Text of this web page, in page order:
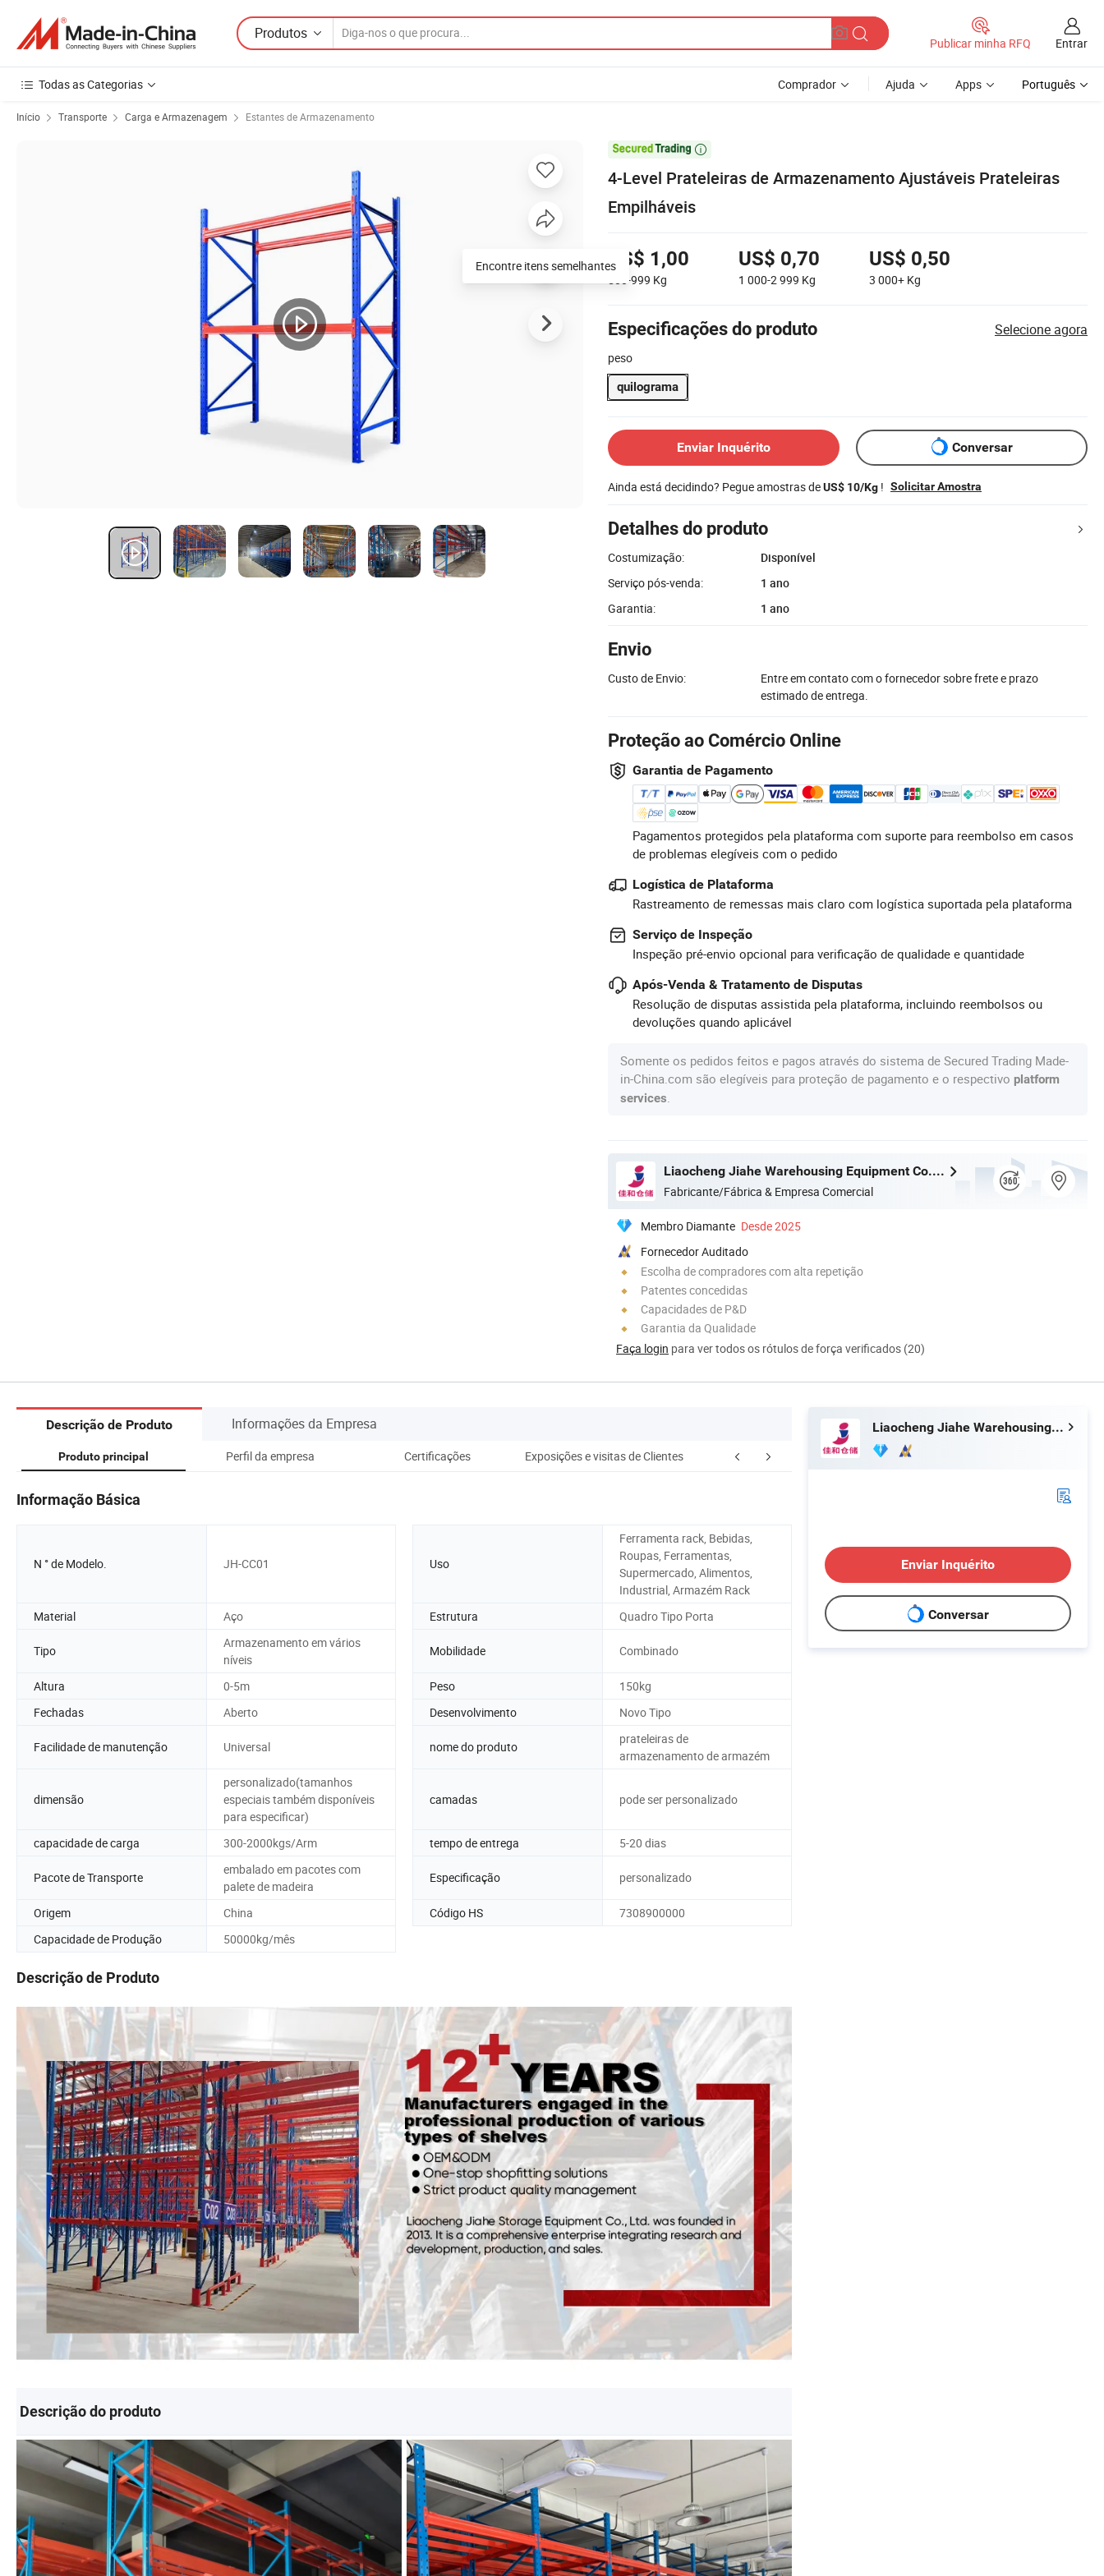
Produtos
Publicar minha RFQ Entrar
Todas as Categorias Comprador Ajuda Apps Português
Início Transporte Carga e Armazenagem Estantes de Armazenamento

4-Level Prateleiras de Armazenamento Ajustáveis Prateleiras
Empilháveis
US$ 1,00
500-999 Kg
US$ 0,70
1 000-2 999 Kg
US$ 0,50
3 000+ Kg
Especificações do produto Selecione agora
peso
quilograma
Enviar Inquérito Conversar
Ainda está decidindo? Pegue amostras deUS$ 10/Kg ! Solicitar Amostra
Detalhes do produto
Costumização:
Disponível
Serviço pós-venda:
1 ano
Garantia:
1 ano
Envio
Custo de Envio:
Entre em contato com o fornecedor sobre frete e prazo
estimado de entrega.
Proteção ao Comércio Online
Garantia de Pagamento
Pagamentos protegidos pela plataforma com suporte para reembolso em casos
de problemas elegíveis com o pedido
Logística de Plataforma
Rastreamento de remessas mais claro com logística suportada pela plataforma
Serviço de Inspeção
Inspeção pré-envio opcional para verificação de qualidade e quantidade
Após-Venda & Tratamento de Disputas
Resolução de disputas assistida pela plataforma, incluindo reembolsos ou
devoluções quando aplicável
Somente os pedidos feitos e pagos através do sistema de Secured Trading Made-
in-China.com são elegíveis para proteção de pagamento e o respectivo platform
services
Liaocheng Jiahe Warehousing Equipment Co., Ltd
Fabricante/Fábrica & Empresa Comercial
Membro Diamante Desde 2025
Fornecedor Auditado
Escolha de compradores com alta repetição
Patentes concedidas
Capacidades de P&D
Garantia da Qualidade
Faça login para ver todos os rótulos de força verificados (20)
Encontre itens semelhantes
Descrição de Produto Informações da Empresa
Produto principal Perfil da empresa Certificações Exposições e visitas de Clientes Embalagem e envio
Informação Básica
N ° de Modelo. JH-CC01 Uso
Ferramenta rack, Bebidas,
Roupas, Ferramentas,
Supermercado, Alimentos,
Industrial, Armazém Rack
Material
Aço Estrutura Quadro Tipo Porta
Tipo
Armazenamento em vários
níveis
Mobilidade Combinado
Altura 0-5m Peso
150kg
Fechadas
Aberto Desenvolvimento Novo Tipo
Facilidade de manutenção Universal nome do produto
prateleiras de
armazenamento de armazém
dimensão
personalizado(tamanhos
especiais também disponíveis
para especificar)
camadas pode ser personalizado
capacidade de carga 300-2000kgs/Arm tempo de entrega 5-20 dias
Pacote de Transporte
embalado em pacotes com
palete de madeira
Especificação personalizado
Origem China Código HS
7308900000
Capacidade de Produção
50000kg/mês
Descrição de Produto
Descrição do produto
Liaocheng Jiahe Warehousing Equipment Co., Ltd
Enviar Inquérito
Conversar